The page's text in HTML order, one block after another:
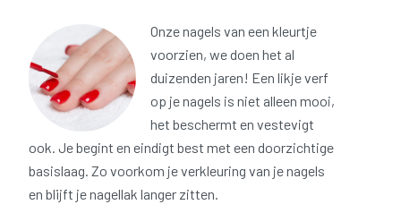
Onze nagels van een kleurtje
voorzien, we doen het al
duizenden jaren! Een likje verf
op je nagels is niet alleen mooi,
het beschermt en vestevigt
ook. Je begint en eindigt best met een doorzichtige
basislaag. Zo voorkom je verkleuring van je nagels
en blijft je nagellak langer zitten.